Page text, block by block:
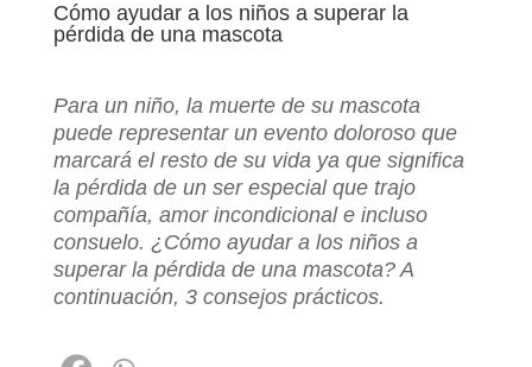
Cómo ayudar a los niños a superar la
pérdida de una mascota
Para un niño, la muerte de su mascota
puede representar un evento doloroso que
marcará el resto de su vida ya que significa
la pérdida de un ser especial que trajo
compañía, amor incondicional e incluso
consuelo. ¿Cómo ayudar a los niños a
superar la pérdida de una mascota? A
continuación, 3 consejos prácticos.